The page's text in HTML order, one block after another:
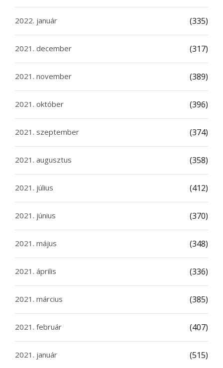
2022. január (335)
2021. december (317)
2021. november (389)
2021. október (396)
2021. szeptember (374)
2021. augusztus (358)
2021. július (412)
2021. június (370)
2021. május (348)
2021. április (336)
2021. március (385)
2021. február (407)
2021. január (515)